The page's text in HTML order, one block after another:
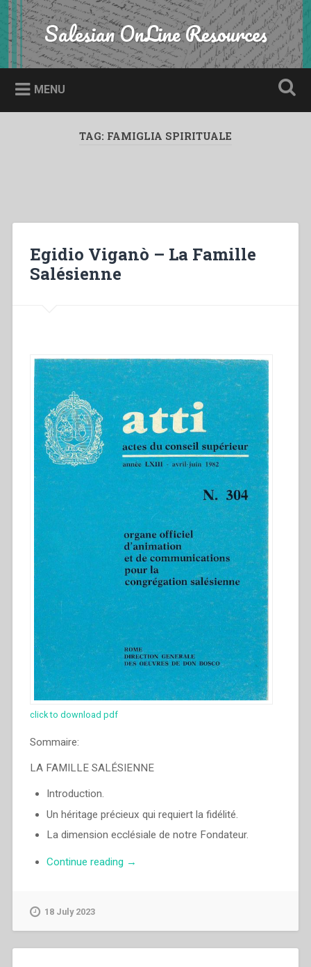
Skip
to
content
Search Salesian OnLine Resources
MENU
TAG: FAMIGLIA SPIRITUALE
Egidio Viganò – La Famille
Salésienne
click to download pdf
Sommaire:
LA FAMILLE SALÉSIENNE
Introduction.
Un héritage précieux qui requiert la fidélité.
La dimension ecclésiale de notre Fondateur.
Continue reading “Egidio
→
18 July 2023